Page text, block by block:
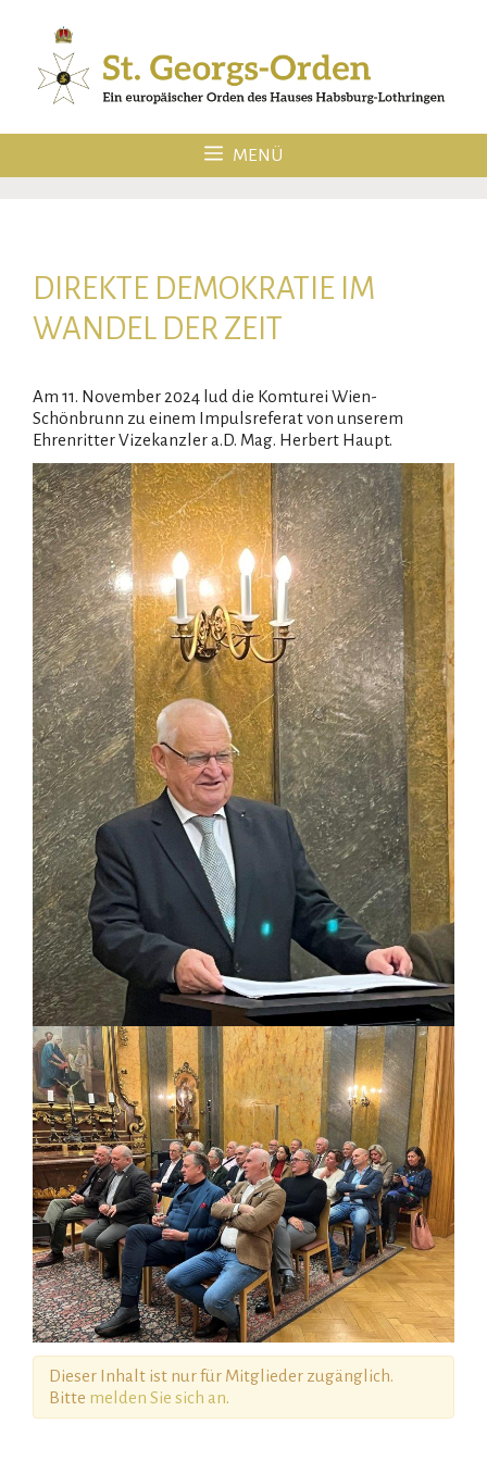
springen
MENÜ
DIREKTE DEMOKRATIE IM
WANDEL DER ZEIT
Am 11. November 2024 lud die Komturei Wien-
Schönbrunn zu einem Impulsreferat von unserem
Ehrenritter Vizekanzler a.D. Mag. Herbert Haupt.
Dieser Inhalt ist nur für Mitglieder zugänglich.
Bitte melden Sie sich an.